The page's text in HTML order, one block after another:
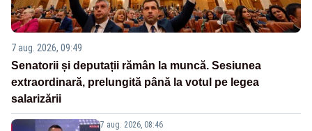
7 aug. 2026, 09:49
Senatorii și deputații rămân la muncă. Sesiunea
extraordinară, prelungită până la votul pe legea
salarizării
7 aug. 2026, 08:46